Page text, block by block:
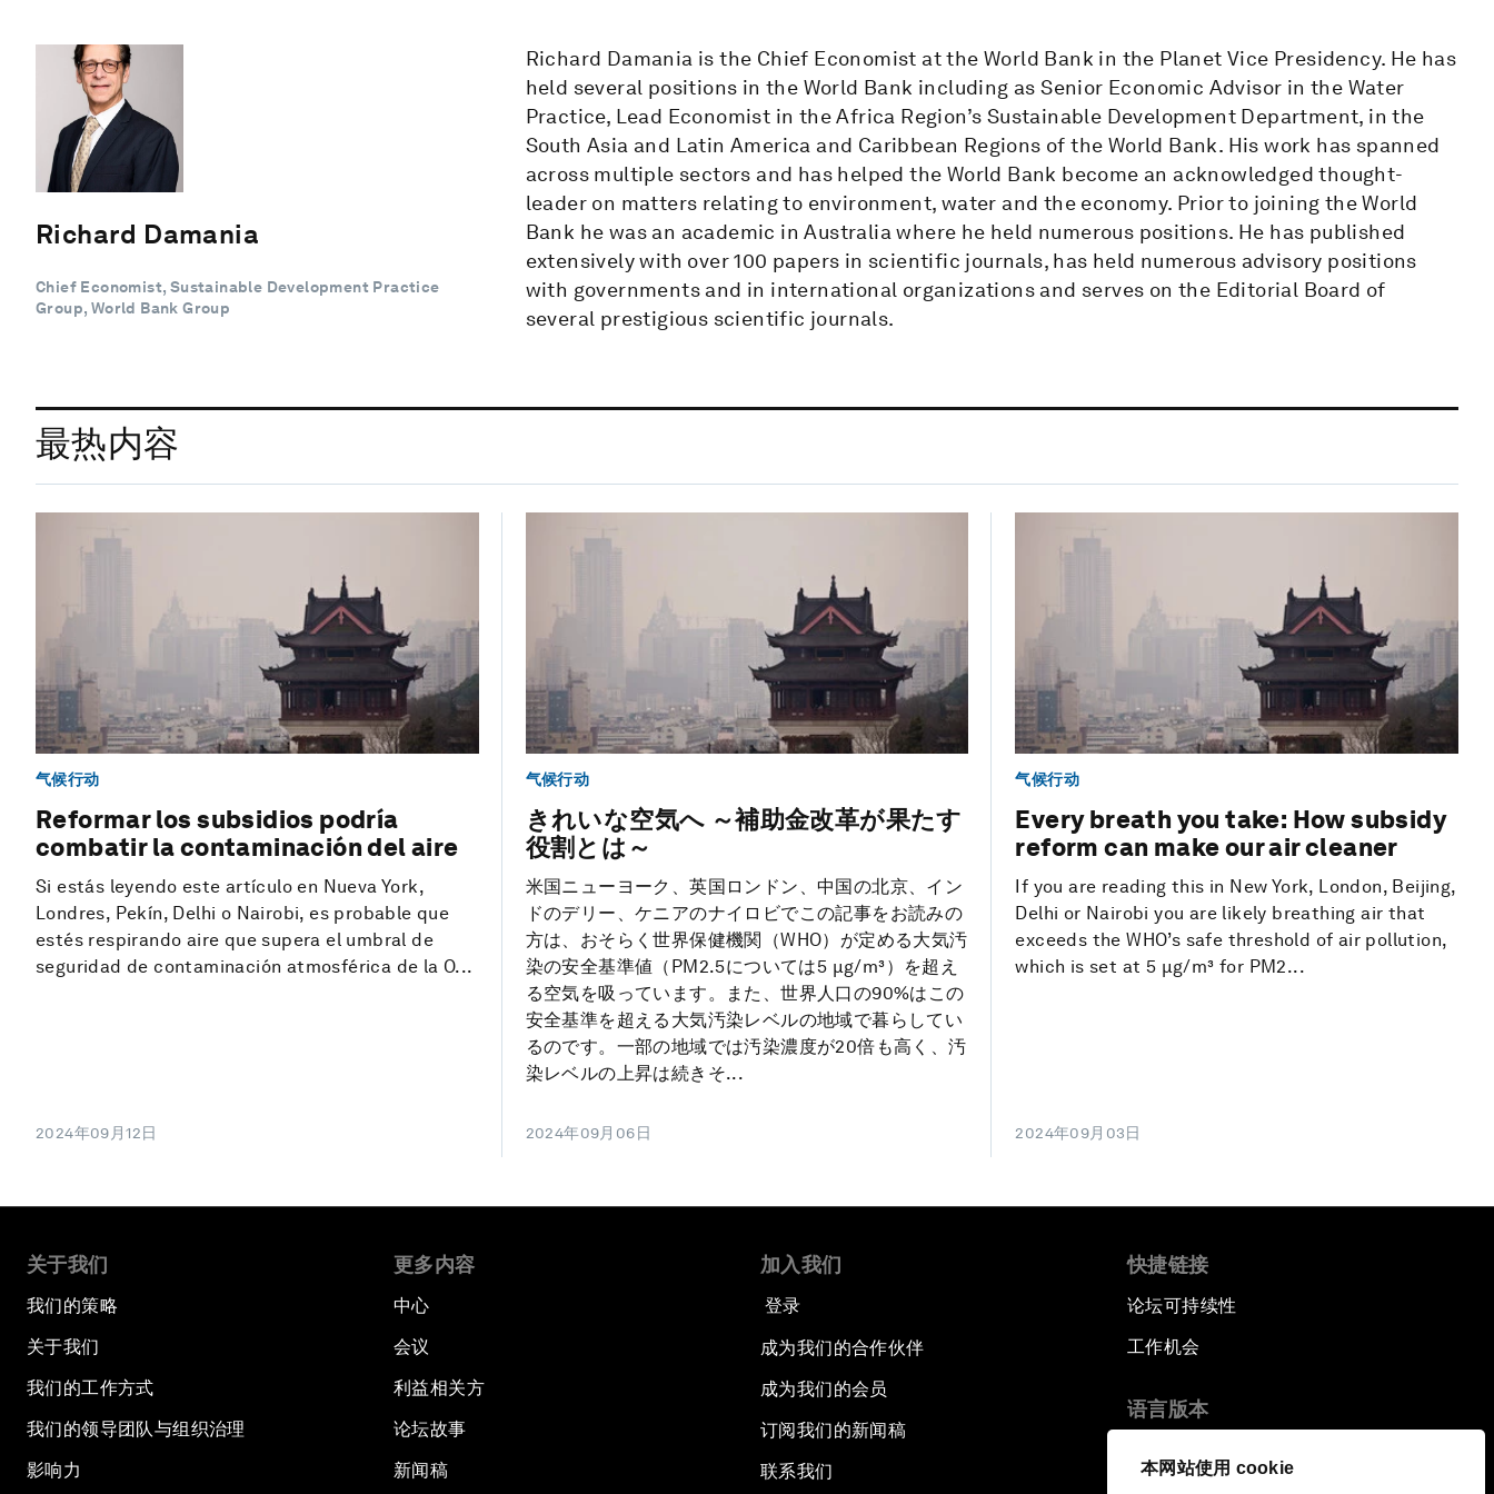
本网站使用 cookie
Richard Damania
Chief Economist, Sustainable Development Practice
Group, World Bank Group
Richard Damania is the Chief Economist at the World Bank in the Planet Vice Presidency. He has
held several positions in the World Bank including as Senior Economic Advisor in the Water
Practice, Lead Economist in the Africa Region’s Sustainable Development Department, in the
South Asia and Latin America and Caribbean Regions of the World Bank. His work has spanned
across multiple sectors and has helped the World Bank become an acknowledged thought-
leader on matters relating to environment, water and the economy. Prior to joining the World
Bank he was an academic in Australia where he held numerous positions. He has published
extensively with over 100 papers in scientific journals, has held numerous advisory positions
with governments and in international organizations and serves on the Editorial Board of
several prestigious scientific journals.
最热内容
气候行动
Reformar los subsidios podría
combatir la contaminación del aire
Si estás leyendo este artículo en Nueva York,
Londres, Pekín, Delhi o Nairobi, es probable que
estés respirando aire que supera el umbral de
seguridad de contaminación atmosférica de la O...
2024年09月12日
气候行动
きれいな空気へ ～補助金改革が果たす
役割とは～
米国ニューヨーク、英国ロンドン、中国の北京、イン
ドのデリー、ケニアのナイロビでこの記事をお読みの
方は、おそらく世界保健機関（WHO）が定める大気汚
染の安全基準値（PM2.5については5 µg/m³）を超え
る空気を吸っています。また、世界人口の90%はこの
安全基準を超える大気汚染レベルの地域で暮らしてい
るのです。一部の地域では汚染濃度が20倍も高く、汚
染レベルの上昇は続きそ...
2024年09月06日
气候行动
Every breath you take: How subsidy
reform can make our air cleaner
If you are reading this in New York, London, Beijing,
Delhi or Nairobi you are likely breathing air that
exceeds the WHO’s safe threshold of air pollution,
which is set at 5 µg/m³ for PM2...
2024年09月03日
关于我们
我们的策略
关于我们
我们的工作方式
我们的领导团队与组织治理
影响力
更多内容
中心
会议
利益相关方
论坛故事
新闻稿
加入我们
登录
成为我们的合作伙伴
成为我们的会员
订阅我们的新闻稿
联系我们
快捷链接
论坛可持续性
工作机会
语言版本